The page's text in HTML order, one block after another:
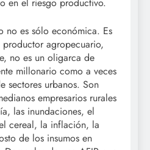
no es sólo económica. Es
agropecuario,
no es un oligarca de
millonario como a veces
sectores urbanos. Son
empresarios rurales
las inundaciones, el
cereal, la inflación, la
de los insumos en